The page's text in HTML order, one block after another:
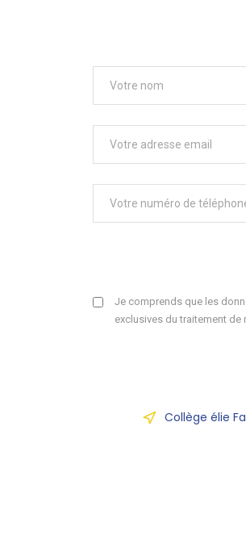
Je comprends que les
exclusives du traitement
Collège élie